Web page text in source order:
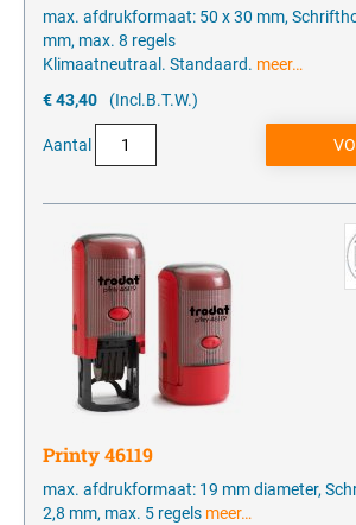
max. afdrukformaat: 50 x 30 mm,
mm, max. 8 regels
Klimaatneutraal. Standaard. meer…
€ 43,40
(Incl.B.T.W.)
Aantal
Printy 46119
max. afdrukformaat: 19 mm diameter,
2,8 mm, max. 5 regels meer…